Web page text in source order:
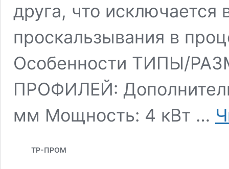
друга, что исключается
проскальзывания в
Особенности ТИПЫ/
ПРОФИЛЕЙ:
мм Мощность: 4 кВт …
ТР-ПРОМ